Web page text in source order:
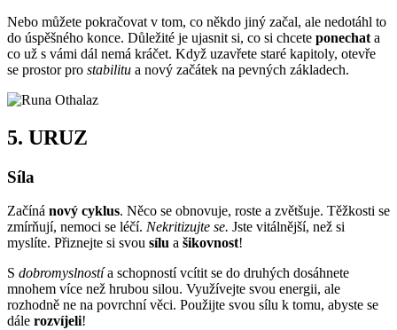
Nebo můžete pokračovat v tom, co někdo jiný začal, ale nedotáhl to
do úspěšného konce. Důležité je ujasnit si, co si chcete ponechat a
co už s vámi dál nemá kráčet. Když uzavřete staré kapitoly, otevře
se prostor pro stabilitu a nový začátek na pevných základech.
5. URUZ
Síla
Začíná nový cyklus. Něco se obnovuje, roste a zvětšuje. Těžkosti se
zmírňují, nemoci se léčí. Nekritizujte se. Jste vitálnější, než si
myslíte. Přiznejte si svou sílu a šikovnost!
S dobromyslnostía schopností vcítit se do druhých dosáhnete
mnohem více než hrubou silou. Využívejte svou energii, ale
rozhodně ne na povrchní věci. Použijte svou sílu k tomu, abyste se
dále rozvíjeli!